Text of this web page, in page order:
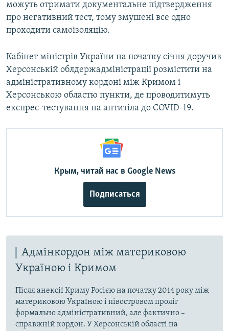
можуть отримати документальне підтвердження
про негативний тест, тому змушені все одно
проходити самоізоляцію.
Кабінет міністрів України на початку січня доручив
Херсонській облдержадміністрації розмістити на
адміністративному кордоні між Кримом і
Херсонською областю пункти, де проводитимуть
експрес-тестування на антитіла до COVID-19.
Крым, читай нас в Google News
Подписаться
Адмінкордон між материковою
Україною і Кримом
Після анексії Криму Росією на початку 2014 року між
материковою Україною і півостровом проліг
формально адміністративний, але фактично –
справжній кордон. У Херсонській області на